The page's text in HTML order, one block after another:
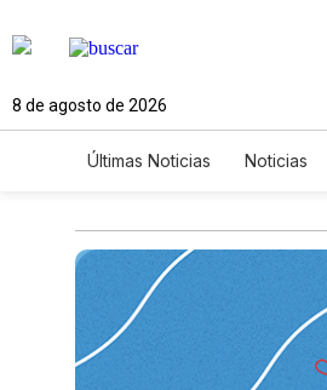
8 de agosto de 2026
Últimas Noticias Noticias